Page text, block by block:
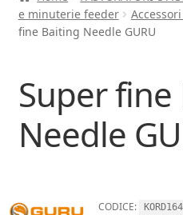
e minuterie feeder
fine Baiting Needle GURU
Super
Needle
CODICE: KORD164